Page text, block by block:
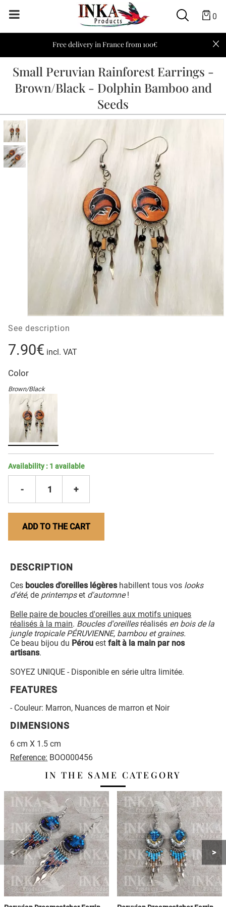
0
Free delivery in France from 100€
Small Peruvian Rainforest Earrings -
Brown/Black - Dolphin Bamboo and
Seeds
See description
7.90€ incl. VAT
Color
Brown/Black
Availability : 1 available
- 1 +
ADD TO THE CART
DESCRIPTION
Ces boucles d'oreilles légèreshabillent tous vos looks
d'été, de printempset d'automne!
Belle paire de boucles d'oreilles aux motifs uniques
réalisés à la main. Boucles d'oreillesréalisés en bois de la
jungle tropicale PÉRUVIENNE, bambou et graines.
Ce beau bijou du Pérou estfait à la main par nos
artisans.
SOYEZ UNIQUE - Disponible en série ultra limitée.
FEATURES
- Couleur: Marron, Nuances de marron et Noir
DIMENSIONS
6 cm X 1.5 cm
Reference: BOO000456
IN THE SAME CATEGORY